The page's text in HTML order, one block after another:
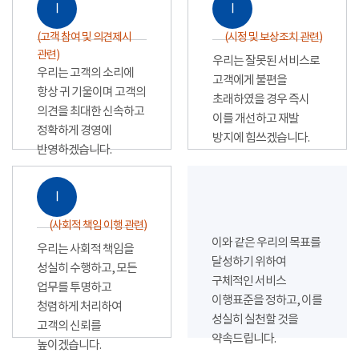
Ⅰ
(고객 참여 및 의견제시
관련)
우리는 고객의 소리에
항상 귀 기울이며 고객의
의견을 최대한 신속하고
정확하게 경영에
반영하겠습니다.
Ⅰ
(시정 및 보상조치 관련)
우리는 잘못된 서비스로
고객에게 불편을
초래하였을 경우 즉시
이를 개선하고 재발
방지에 힘쓰겠습니다.
Ⅰ
(사회적 책임 이행 관련)
우리는 사회적 책임을
성실히 수행하고, 모든
업무를 투명하고
청렴하게 처리하여
고객의 신뢰를
높이겠습니다.
이와 같은 우리의 목표를
달성하기 위하여
구체적인 서비스
이행표준을 정하고, 이를
성실히 실천할 것을
약속드립니다.